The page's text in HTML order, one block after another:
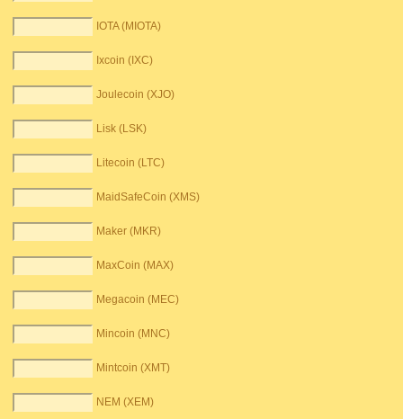
IOTA (MIOTA)
Ixcoin (IXC)
Joulecoin (XJO)
Lisk (LSK)
Litecoin (LTC)
MaidSafeCoin (XMS)
Maker (MKR)
MaxCoin (MAX)
Megacoin (MEC)
Mincoin (MNC)
Mintcoin (XMT)
NEM (XEM)